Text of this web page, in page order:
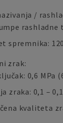
/
rashladne
spremnika:
zrak:
0,6 MPa
zraka: 0,1 –
kvaliteta